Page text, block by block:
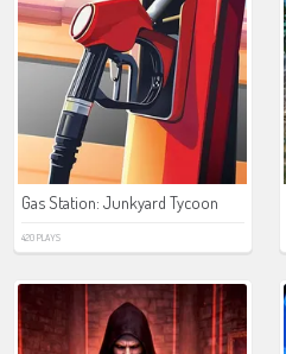
Gas Station: Junkyard Tycoon
420 PLAYS